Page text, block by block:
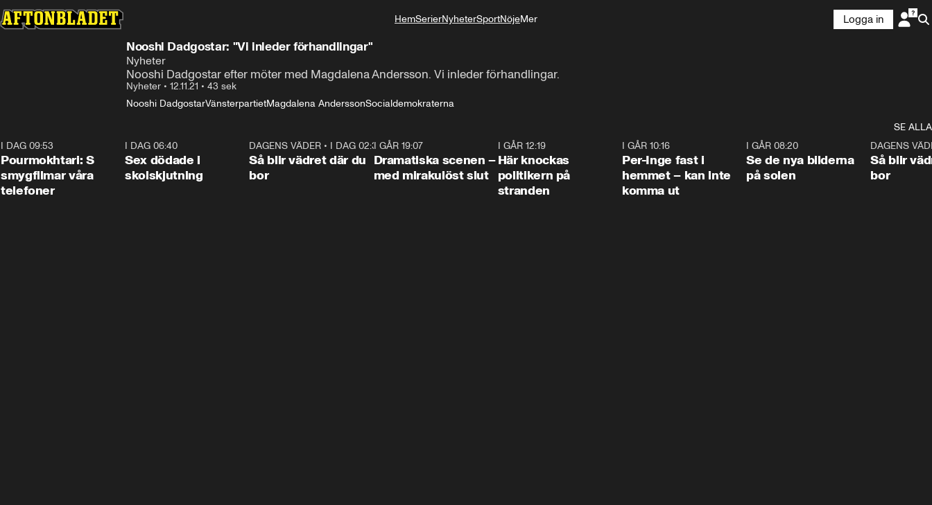
HemSerierNyheterSportNöjeMer
Logga in
Nooshi Dadgostar: "Vi inleder förhandlingar"
Nyheter
Nooshi Dadgostar efter möter med Magdalena Andersson. Vi inleder förhandlingar.
Nyheter • 12.11.21 • 43 sek
Nooshi DadgostarVänsterpartietMagdalena AnderssonSocialdemokraterna
SE ALLA
I DAG 09:53
Pourmokhtari: S
smygfilmar våra
telefoner
I DAG 06:40
Sex dödade i
skolskjutning
1:06
DAGENS VÄDER • I DAG 02:30
Så blir vädret där du
bor
I GÅR 19:07
Dramatiska scenen –
med mirakulöst slut
I GÅR 12:19
Här knockas
politikern på
stranden
I GÅR 10:16
Per-Inge fast i
hemmet – kan inte
komma ut
I GÅR 08:20
Se de nya bilderna
på solen
DAGENS
Så blir
bor